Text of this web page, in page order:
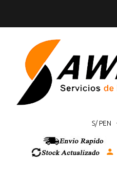
S/ PEN